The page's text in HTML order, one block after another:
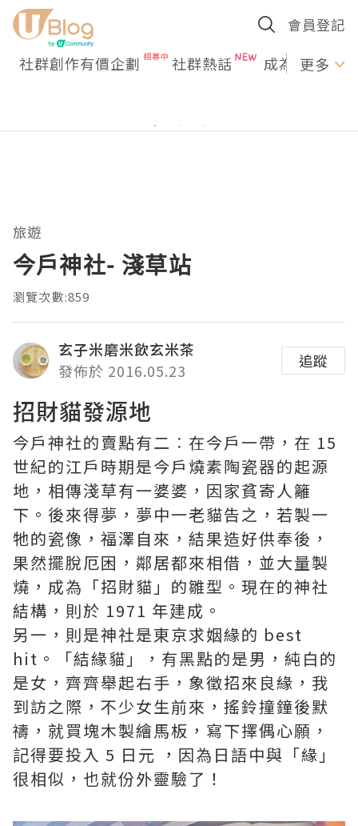
會員登記
社群創作有價企劃 社群熱話 成為U更多
旅遊
今戶神社- 淺草站
瀏覽次數:859
玄子米磨米飲玄米茶
發佈於 2016.05.23
追蹤
招財貓發源地
今戶神社的賣點有二︰在今戶一帶，在 15
世紀的江戶時期是今戶燒素陶瓷器的起源
地，相傳淺草有一婆婆，因家貧寄人籬
下。後來得夢，夢中一老貓告之，若製一
牠的瓷像，福澤自來，結果造好供奉後，
果然擺脫厄困，鄰居都來相借，並大量製
燒，成為「招財貓」的雛型。現在的神社
結構，則於 1971 年建成。
另一，則是神社是東京求姻緣的 best
hit。「結緣貓」，有黑點的是男，純白的
是女，齊齊舉起右手，象徵招來良緣，我
到訪之際，不少女生前來，搖鈴撞鐘後默
禱，就買塊木製繪馬板，寫下擇偶心願，
記得要投入 5 日元 ，因為日語中與「緣」
很相似，也就份外靈驗了！